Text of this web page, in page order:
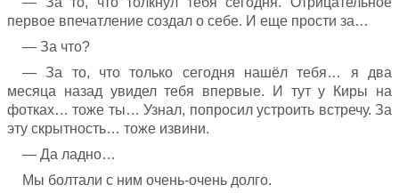
первое впечатление создал о себе. И еще прости за…
— За что?
— За то, что только сегодня нашёл тебя… я два
месяца назад увидел тебя впервые. И тут у Киры на
фотках… тоже ты… Узнал, попросил устроить встречу. За
эту скрытность… тоже извини.
— Да ладно…
Мы болтали с ним очень-очень долго.